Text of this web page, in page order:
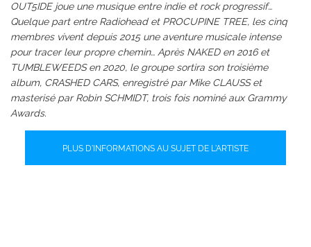
OUT5IDE joue une musique entre indie et rock progressif…
Quelque part entre Radiohead et PROCUPINE TREE, les cinq
membres vivent depuis 2015 une aventure musicale intense
pour tracer leur propre chemin… Après NAKED en 2016 et
TUMBLEWEEDS en 2020, le groupe sortira son troisième
album, CRASHED CARS, enregistré par Mike CLAUSS et
masterisé par Robin SCHMIDT, trois fois nominé aux Grammy
Awards.
PLUS D'INFORMATIONS AU SUJET DE L'ARTISTE